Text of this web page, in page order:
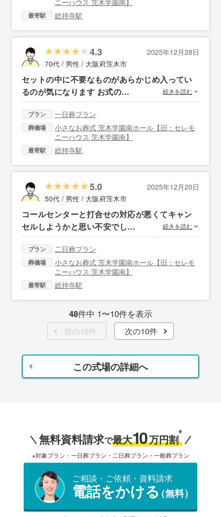
ニーハウス 茨木学園南】
最寄駅 総持寺駅
4.3
2025年12月28日
70代 / 男性 / 大阪府茨木市
セットの中に不要なものがあらかじめ入ってい
るのが気になります お式の…
続きを読む
プラン 一日葬プラン
葬儀場
小さなお葬式 茨木学園南ホール【旧：セレモ
ニーハウス 茨木学園南】
最寄駅 総持寺駅
5.0
2025年12月20日
50代 / 男性 / 大阪府茨木市
コールセンターと打合せの対応が悪くてキャン
セルしようかと思い不安でし…
続きを読む
プラン 二日葬プラン
葬儀場
小さなお葬式 茨木学園南ホール【旧：セレモ
ニーハウス 茨木学園南】
最寄駅 総持寺駅
48件中 1〜10件を表示
前の10件 次の10件
この式場の詳細へ
無料資料請求で最大10万円割
※
※対象プラン：一日葬プラン・二日葬プラン・一般葬プラン
ご相談・ご依頼・資料請求
電話をかける（無料）